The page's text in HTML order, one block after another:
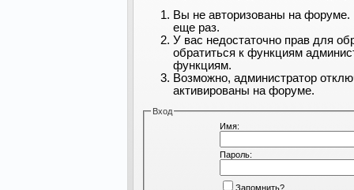
Вы не авторизованы на форуме.
еще раз.
У вас недостаточно прав для
обратиться к функциям
функциям.
Возможно, администратор
активированы на форуме.
Вход
Имя:
Пароль:
Запомнить?